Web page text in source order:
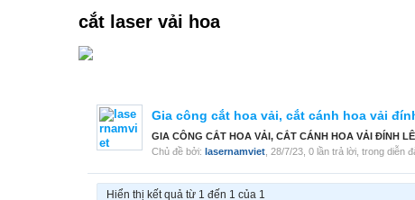
cắt laser vải hoa
Gia công cắt hoa vải, cắt cánh hoa vải
GIA CÔNG CẮT HOA VẢI, CẮT CÁNH HOA VẢI ĐÍNH
Chủ đề bởi: lasernamviet 28/7/23 , 0 lần trả lời, trong diễn
Hiển thị kết quả từ 1 đến 1 của 1